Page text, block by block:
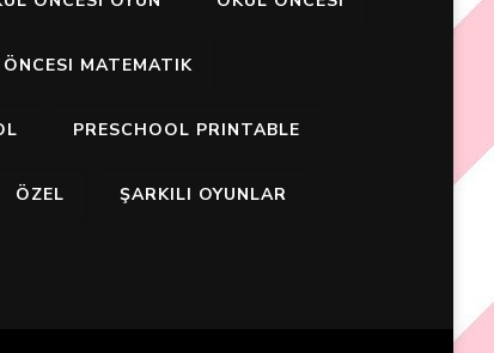
MATEMATIK
PRESCHOOL PRINTABLE
ÖZEL ŞARKILI OYUNLAR